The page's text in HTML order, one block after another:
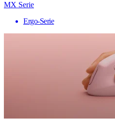
MX Serie
Ergo-Serie